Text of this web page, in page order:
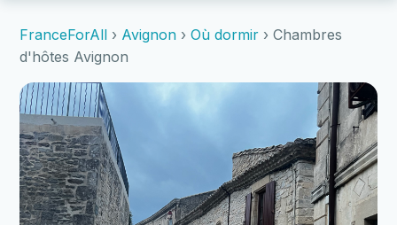
FranceForAll › Avignon › Où dormir › Chambres
d'hôtes Avignon